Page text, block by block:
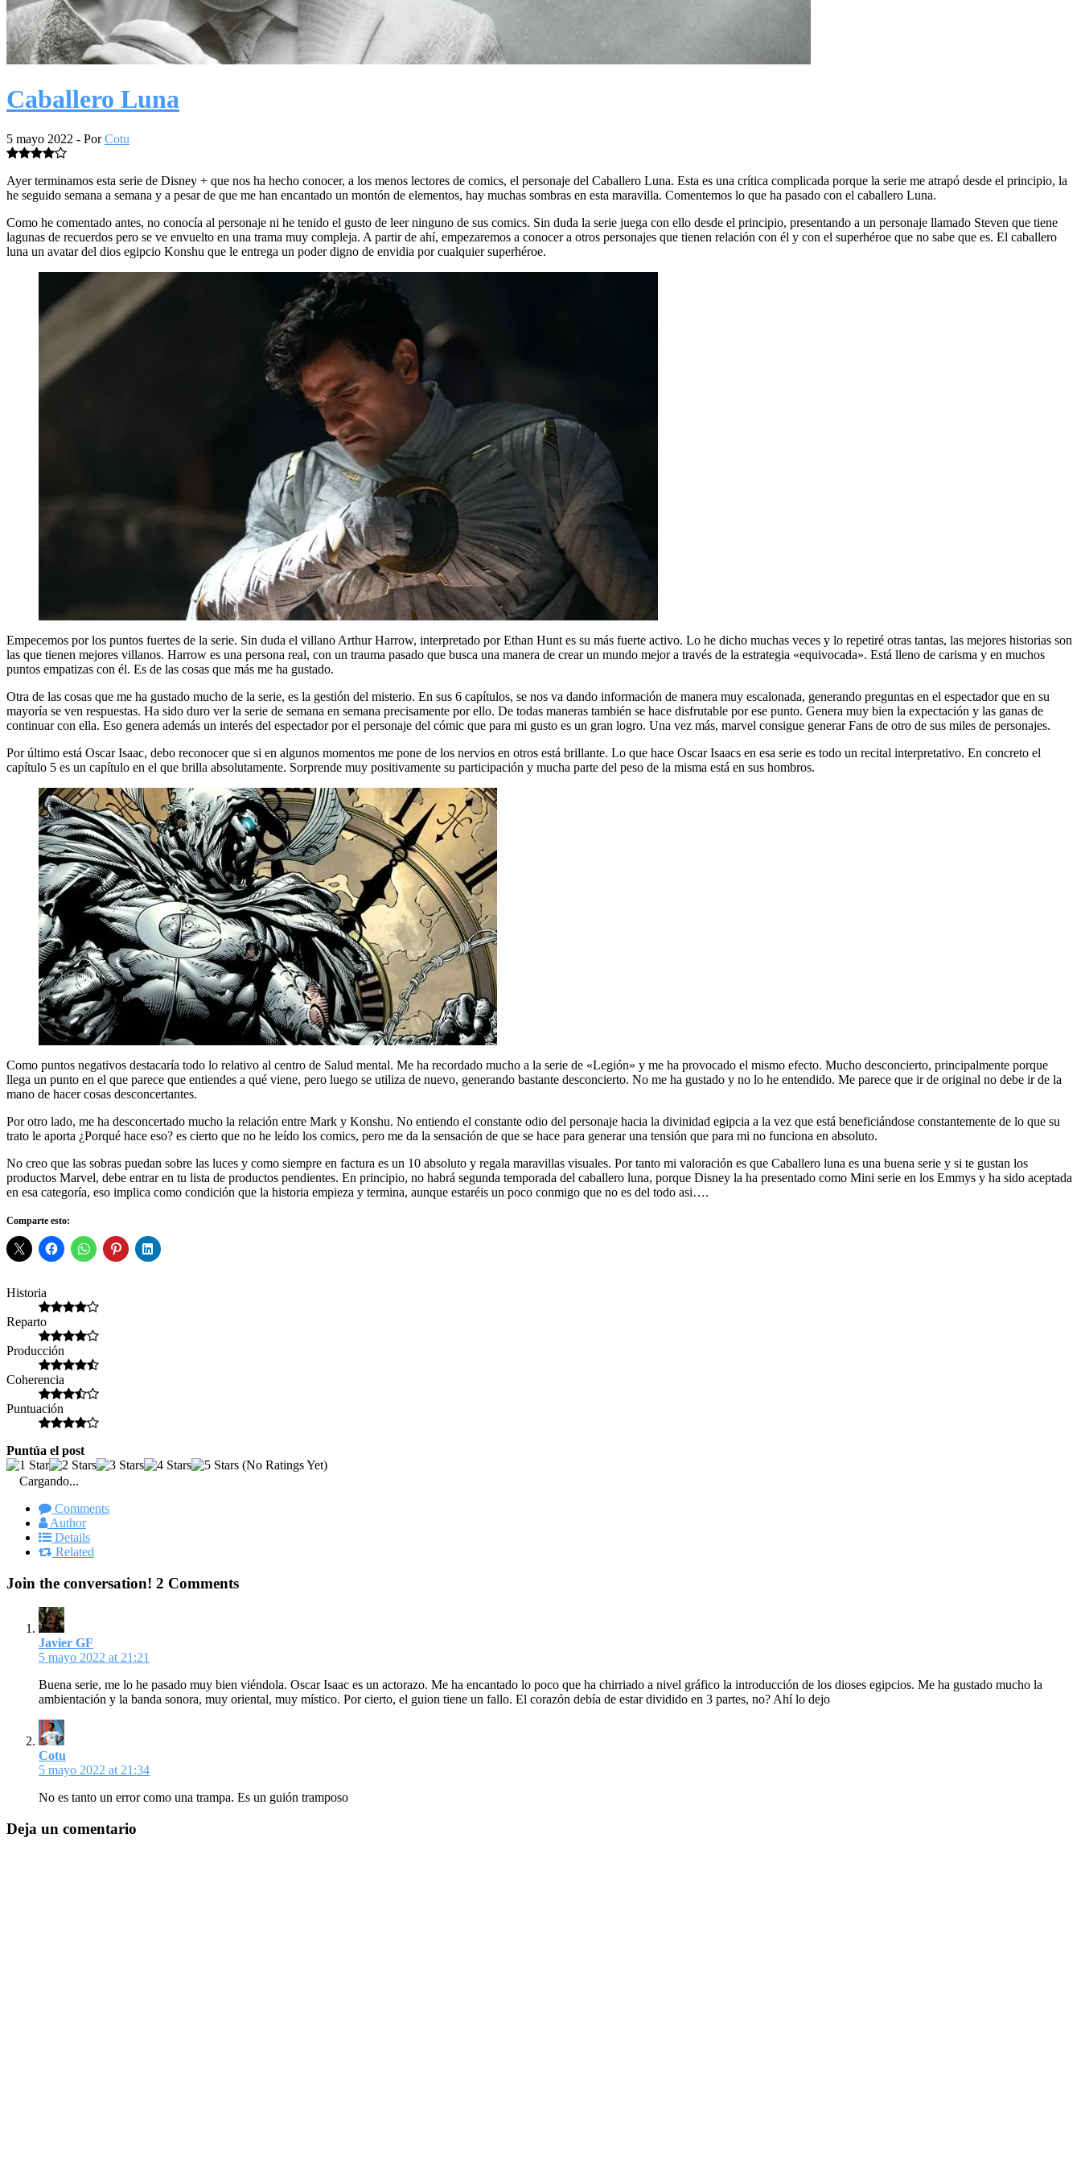
Caballero Luna
5 mayo 2022 - PorCotu
Ayer terminamos esta serie de Disney + que nos ha hecho conocer, a los menos lectores de comics, el personaje del Caballero Luna. Esta es una crítica complicada porque la serie me atrapó desde el principio, la
he seguido semana a semana y a pesar de que me han encantado un montón de elementos, hay muchas sombras en esta maravilla. Comentemos lo que ha pasado con el caballero Luna.
Como he comentado antes, no conocía al personaje ni he tenido el gusto de leer ninguno de sus comics. Sin duda la serie juega con ello desde el principio, presentando a un personaje llamado Steven que tiene
lagunas de recuerdos pero se ve envuelto en una trama muy compleja. A partir de ahí, empezaremos a conocer a otros personajes que tienen relación con él y con el superhéroe que no sabe que es. El caballero
luna un avatar del dios egipcio Konshu que le entrega un poder digno de envidia por cualquier superhéroe.
Empecemos por los puntos fuertes de la serie. Sin duda el villano Arthur Harrow, interpretado por Ethan Hunt es su más fuerte activo. Lo he dicho muchas veces y lo repetiré otras tantas, las mejores historias son
las que tienen mejores villanos. Harrow es una persona real, con un trauma pasado que busca una manera de crear un mundo mejor a través de la estrategia «equivocada». Está lleno de carisma y en muchos
puntos empatizas con él. Es de las cosas que más me ha gustado.
Otra de las cosas que me ha gustado mucho de la serie, es la gestión del misterio. En sus 6 capítulos, se nos va dando información de manera muy escalonada, generando preguntas en el espectador que en su
mayoría se ven respuestas. Ha sido duro ver la serie de semana en semana precisamente por ello. De todas maneras también se hace disfrutable por ese punto. Genera muy bien la expectación y las ganas de
continuar con ella. Eso genera además un interés del espectador por el personaje del cómic que para mi gusto es un gran logro. Una vez más, marvel consigue generar Fans de otro de sus miles de personajes.
Por último está Oscar Isaac, debo reconocer que si en algunos momentos me pone de los nervios en otros está brillante. Lo que hace Oscar Isaacs en esa serie es todo un recital interpretativo. En concreto el
capítulo 5 es un capítulo en el que brilla absolutamente. Sorprende muy positivamente su participación y mucha parte del peso de la misma está en sus hombros.
Como puntos negativos destacaría todo lo relativo al centro de Salud mental. Me ha recordado mucho a la serie de «Legión» y me ha provocado el mismo efecto. Mucho desconcierto, principalmente porque
llega un punto en el que parece que entiendes a qué viene, pero luego se utiliza de nuevo, generando bastante desconcierto. No me ha gustado y no lo he entendido. Me parece que ir de original no debe ir de la
mano de hacer cosas desconcertantes.
Por otro lado, me ha desconcertado mucho la relación entre Mark y Konshu. No entiendo el constante odio del personaje hacia la divinidad egipcia a la vez que está beneficiándose constantemente de lo que su
trato le aporta ¿Porqué hace eso? es cierto que no he leído los comics, pero me da la sensación de que se hace para generar una tensión que para mi no funciona en absoluto.
No creo que las sobras puedan sobre las luces y como siempre en factura es un 10 absoluto y regala maravillas visuales. Por tanto mi valoración es que Caballero luna es una buena serie y si te gustan los
productos Marvel, debe entrar en tu lista de productos pendientes. En principio, no habrá segunda temporada del caballero luna, porque Disney la ha presentado como Mini serie en los Emmys y ha sido aceptada
en esa categoría, eso implica como condición que la historia empieza y termina, aunque estaréis un poco conmigo que no es del todo asi….
Comparte esto:
Historia
Reparto
Producción
Coherencia
Puntuación
Puntúa el post
(No Ratings Yet)
Cargando...
Comments
Author
Details
Related
Join the conversation! 2 Comments
Javier GF
5 mayo 2022 at 21:21
Buena serie, me lo he pasado muy bien viéndola. Oscar Isaac es un actorazo. Me ha encantado lo poco que ha chirriado a nivel gráfico la introducción de los dioses egipcios. Me ha gustado mucho la
ambientación y la banda sonora, muy oriental, muy místico. Por cierto, el guion tiene un fallo. El corazón debía de estar dividido en 3 partes, no? Ahí lo dejo
Cotu
5 mayo 2022 at 21:34
No es tanto un error como una trampa. Es un guión tramposo
Deja un comentario